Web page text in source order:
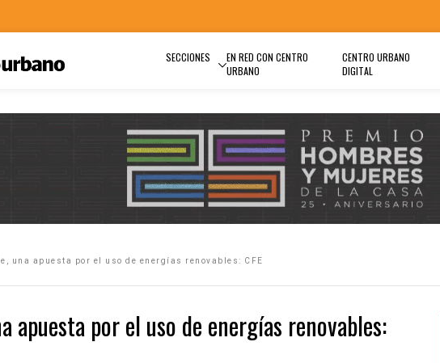
SECCIONES
EN RED CON CENTRO
URBANO
CENTRO URBANO
DIGITAL
una apuesta por el uso de energías renovables: CFE
apuesta por el uso de energías renovables: